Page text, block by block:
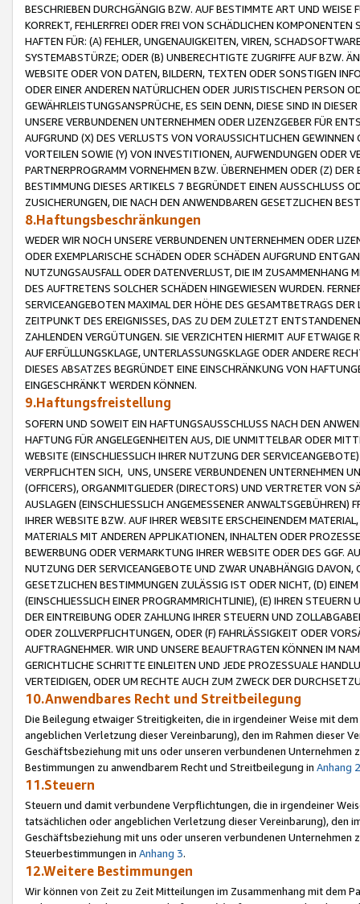
BESCHRIEBEN DURCHGÄNGIG BZW. AUF BESTIMMTE ART UND
KORREKT, FEHLERFREI ODER FREI VON SCHÄDLICHEN
HAFTEN FÜR: (A) FEHLER, UNGENAUIGKEITEN, VIREN,
SYSTEMABSTÜRZE; ODER (B) UNBERECHTIGTE ZUGRIFFE AUF BZW.
WEBSITE ODER VON DATEN, BILDERN, TEXTEN ODER SONSTIGEN
ODER EINER ANDEREN NATÜRLICHEN ODER JURISTISCHEN PERSON
GEWÄHRLEISTUNGSANSPRÜCHE, ES SEIN DENN, DIESE SIND IN
UNSERE VERBUNDENEN UNTERNEHMEN ODER LIZENZGEBER FÜR
AUFGRUND (X) DES VERLUSTS VON VORAUSSICHTLICHEN
VORTEILEN SOWIE (Y) VON INVESTITIONEN, AUFWENDUNGEN ODER
PARTNERPROGRAMM VORNEHMEN BZW. ÜBERNEHMEN ODER (Z)
BESTIMMUNG DIESES ARTIKELS 7 BEGRÜNDET EINEN AUSSCHLUSS
ZUSICHERUNGEN, DIE NACH DEN ANWENDBAREN GESETZLICHEN
8.Haftungsbeschränkungen
WEDER WIR NOCH UNSERE VERBUNDENEN UNTERNEHMEN ODER
ODER EXEMPLARISCHE SCHÄDEN ODER SCHÄDEN AUFGRUND
NUTZUNGSAUSFALL ODER DATENVERLUST, DIE IM ZUSAMMENHANG
DES AUFTRETENS SOLCHER SCHÄDEN HINGEWIESEN WURDEN.
SERVICEANGEBOTEN MAXIMAL DER HÖHE DES GESAMTBETRAGS
ZEITPUNKT DES EREIGNISSES, DAS ZU DEM ZULETZT
ZAHLENDEN VERGÜTUNGEN. SIE VERZICHTEN HIERMIT AUF
AUF ERFÜLLUNGSKLAGE, UNTERLASSUNGSKLAGE ODER ANDERE
DIESES ABSATZES BEGRÜNDET EINE EINSCHRÄNKUNG VON
EINGESCHRÄNKT WERDEN KÖNNEN.
9.Haftungsfreistellung
SOFERN UND SOWEIT EIN HAFTUNGSAUSSCHLUSS NACH DEN
HAFTUNG FÜR ANGELEGENHEITEN AUS, DIE UNMITTELBAR ODER
WEBSITE (EINSCHLIESSLICH IHRER NUTZUNG DER
VERPFLICHTEN SICH, UNS, UNSERE VERBUNDENEN UNTERNEHMEN
(OFFICERS), ORGANMITGLIEDER (DIRECTORS) UND VERTRETER VON
AUSLAGEN (EINSCHLIESSLICH ANGEMESSENER
IHRER WEBSITE BZW. AUF IHRER WEBSITE ERSCHEINENDEM
MATERIALS MIT ANDEREN APPLIKATIONEN, INHALTEN ODER
BEWERBUNG ODER VERMARKTUNG IHRER WEBSITE ODER DES GGF.
NUTZUNG DER SERVICEANGEBOTE UND ZWAR UNABHÄNGIG
GESETZLICHEN BESTIMMUNGEN ZULÄSSIG IST ODER NICHT, (D)
(EINSCHLIESSLICH EINER PROGRAMMRICHTLINIE), (E) IHREN
DER EINTREIBUNG ODER ZAHLUNG IHRER STEUERN UND
ODER ZOLLVERPFLICHTUNGEN, ODER (F) FAHRLÄSSIGKEIT ODER
AUFTRAGNEHMER. WIR UND UNSERE BEAUFTRAGTEN KÖNNEN IM
GERICHTLICHE SCHRITTE EINLEITEN UND JEDE PROZESSUALE
VERTEIDIGEN, ODER UM RECHTE AUCH ZUM ZWECK DER
10.Anwendbares Recht und Streitbeilegung
Die Beilegung etwaiger Streitigkeiten, die in irgendeiner Weise mit
angeblichen Verletzung dieser Vereinbarung), den im Rahmen dieser
Geschäftsbeziehung mit uns oder unseren verbundenen
Bestimmungen zu anwendbarem Recht und Streitbeilegung in Anhang 2
11.Steuern
Steuern und damit verbundene Verpflichtungen, die in irgendeiner
tatsächlichen oder angeblichen Verletzung dieser Vereinbarung), den
Geschäftsbeziehung mit uns oder unseren verbundenen
Steuerbestimmungen in Anhang 3.
12.Weitere Bestimmungen
Wir können von Zeit zu Zeit Mitteilungen im Zusammenhang mit dem